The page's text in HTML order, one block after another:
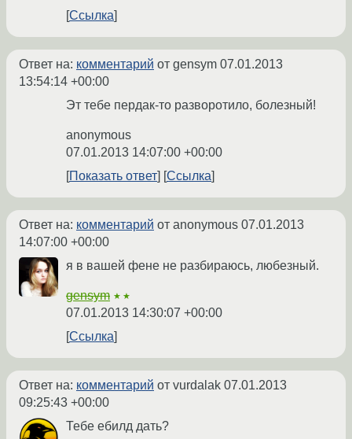
Ссылка
Ответ на: комментарий от gensym 07.01.2013
13:54:14 +00:00
Эт тебе пердак-то разворотило, болезный!
anonymous
07.01.2013 14:07:00 +00:00
Показать ответ
Ссылка
Ответ на: комментарий от anonymous 07.01.2013
14:07:00 +00:00
я в вашей фене не разбираюсь, любезный.
gensym ★★
07.01.2013 14:30:07 +00:00
Ссылка
Ответ на: комментарий от vurdalak 07.01.2013
09:25:43 +00:00
Тебе ебилд дать?